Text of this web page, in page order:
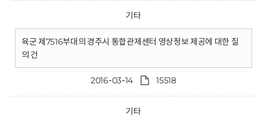
기타
육군 제7516부대의 경주시 통합관제센터 영상정보 제공에 대한 질
의 건
2016-03-14 15518
기타